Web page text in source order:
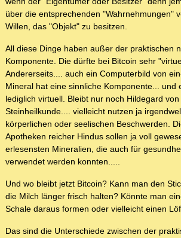
über die entsprechenden "Wahrnehmungen"
Willen, das "Objekt" zu besitzen.
All diese Dinge haben außer der praktischen
Komponente. Die dürfte bei Bitcoin sehr
Andererseits.... auch ein Computerbild von
Mineral hat eine sinnliche Komponente... und
lediglich virtuell. Bleibt nur noch Hildegard
Steinheilkunde.... vielleicht nutzen ja
körperlichen oder seelischen Beschwerden.
Apotheken reicher Hindus sollen ja voll
erlesensten Mineralien, die auch für
verwendet werden konnten.....
Und wo bleibt jetzt Bitcoin? Kann man den
die Milch länger frisch halten? Könnte man
Schale daraus formen oder vielleicht einen
Das sind die Unterschiede zwischen der